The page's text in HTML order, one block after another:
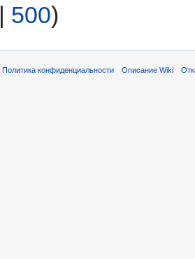
| 500)
Политика конфиденциальности Описание Wiki